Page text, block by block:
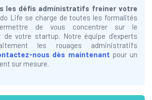
les défis administratifs freiner votre
Life se charge de toutes les formalités
de vous concentrer sur le
de votre startup. Notre équipe d’experts
les rouages administratifs
nous dès maintenant pour un
sur mesure.